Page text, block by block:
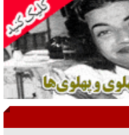
معنوی رهبر شهید را